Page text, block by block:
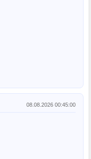
08.08.2026 00:45:00